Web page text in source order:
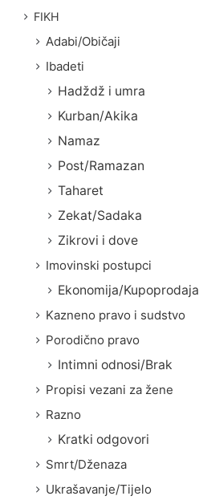
FIKH
Adabi/Običaji
Ibadeti
Hadždž i umra
Kurban/Akika
Namaz
Post/Ramazan
Taharet
Zekat/Sadaka
Zikrovi i dove
Imovinski postupci
Ekonomija/Kupoprodaja
Kazneno pravo i sudstvo
Porodično pravo
Intimni odnosi/Brak
Propisi vezani za žene
Razno
Kratki odgovori
Smrt/Dženaza
Ukrašavanje/Tijelo